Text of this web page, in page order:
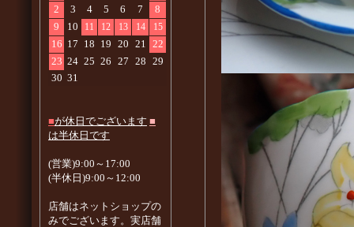
2
3 4 5 6 7
8
9
10 11 12 13 14 15
16 17 18 19 20 21 22
23 24 25 26 27 28 29
30 31
■が休日でございます ■
は半休日です
(営業)9:00～17:00
(半休日)9:00～12:00
店舗はネットショップの
みでございます。実店舗